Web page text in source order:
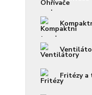
Fritézy a